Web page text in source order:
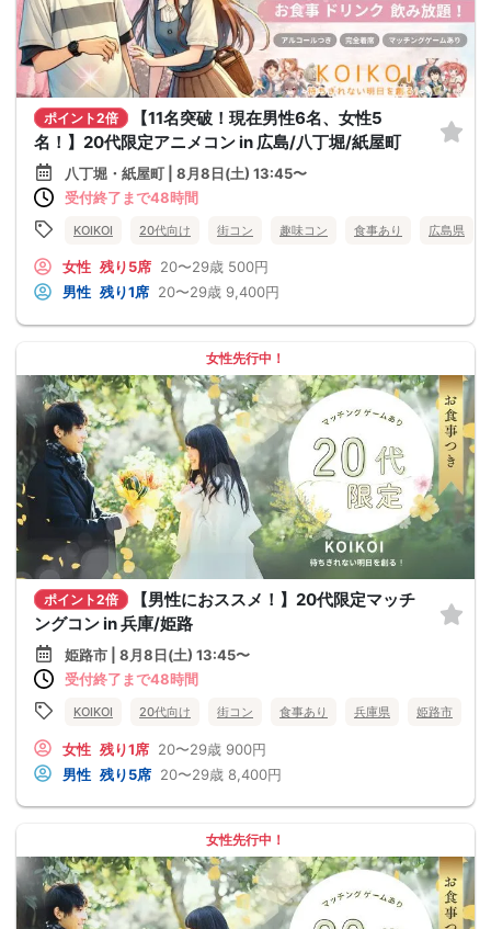
ポイント2倍
【11名突破！現在男性6名、女性5
名！】20代限定アニメコン in 広島/八丁堀/紙屋町
八丁堀・紙屋町 | 8月8日(土) 13:45〜
受付終了まで48時間
KOIKOI 20代向け 街コン 趣味コン 食事あり 広島県
女性 残り5席 20〜29歳 500円
男性 残り1席 20〜29歳 9,400円
女性先行中！
ポイント2倍
【男性におススメ！】20代限定マッチ
ングコン in 兵庫/姫路
姫路市 | 8月8日(土) 13:45〜
受付終了まで48時間
KOIKOI 20代向け 街コン 食事あり 兵庫県 姫路市
女性 残り1席 20〜29歳 900円
男性 残り5席 20〜29歳 8,400円
女性先行中！